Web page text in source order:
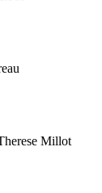
Millot